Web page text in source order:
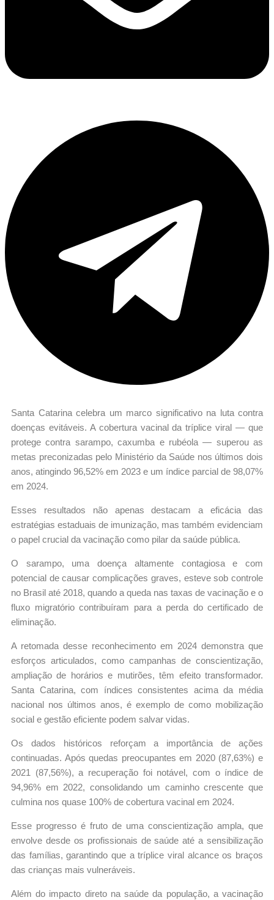
Santa Catarina celebra um marco significativo na luta contra
doenças evitáveis. A cobertura vacinal da tríplice viral — que
protege contra sarampo, caxumba e rubéola — superou as
metas preconizadas pelo Ministério da Saúde nos últimos dois
anos, atingindo 96,52% em 2023 e um índice parcial de 98,07%
em 2024.
Esses resultados não apenas destacam a eficácia das
estratégias estaduais de imunização, mas também evidenciam
o papel crucial da vacinação como pilar da saúde pública.
O sarampo, uma doença altamente contagiosa e com
potencial de causar complicações graves, esteve sob controle
no Brasil até 2018, quando a queda nas taxas de vacinação e o
fluxo migratório contribuíram para a perda do certificado de
eliminação.
A retomada desse reconhecimento em 2024 demonstra que
esforços articulados, como campanhas de conscientização,
ampliação de horários e mutirões, têm efeito transformador.
Santa Catarina, com índices consistentes acima da média
nacional nos últimos anos, é exemplo de como mobilização
social e gestão eficiente podem salvar vidas.
Os dados históricos reforçam a importância de ações
continuadas. Após quedas preocupantes em 2020 (87,63%) e
2021 (87,56%), a recuperação foi notável, com o índice de
94,96% em 2022, consolidando um caminho crescente que
culmina nos quase 100% de cobertura vacinal em 2024.
Esse progresso é fruto de uma conscientização ampla, que
envolve desde os profissionais de saúde até a sensibilização
das famílias, garantindo que a tríplice viral alcance os braços
das crianças mais vulneráveis.
Além do impacto direto na saúde da população, a vacinação